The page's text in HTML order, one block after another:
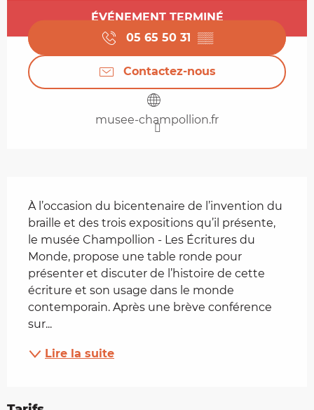
Ouverture et coordonnées
ÉVÉNEMENT TERMINÉ
05 65 50 31 ▒▒
Contactez-nous
musee-champollion.fr
À l’occasion du bicentenaire de l’invention du
braille et des trois expositions qu’il présente,
le musée Champollion - Les Écritures du
Monde, propose une table ronde pour
présenter et discuter de l’histoire de cette
écriture et son usage dans le monde
contemporain. Après une brève conférence
sur...
Lire la suite